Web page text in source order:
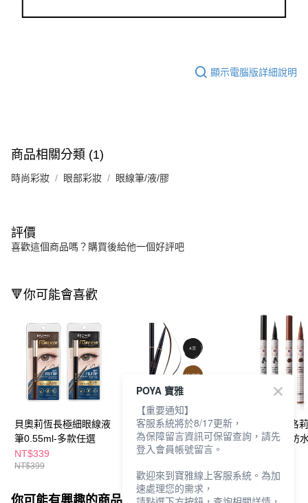
顯示電腦版詳細說明
商品相關分類 (1)
時尚彩妝 眼部彩妝 眼線筆/液/膠
評價
喜歡這個商品嗎？購買後給他一個好評吧
🔻你可能會喜歡
貝奧莉恆長極細眼線液
筆0.55ml-多款任選
NT$339
NT$399
貝奧莉 2in1持色眼線
筆 -多色任選
NT$288
FLORTTE 花洛
水果沙拉彩色防
POYA 寶雅
【重要通知】
客服系統將於8/17更新，
為保障留言資訊可保留查詢，請先
登入會員帳號留言。
歡迎來到寶雅線上客服系統。為加
速處理您的需求，